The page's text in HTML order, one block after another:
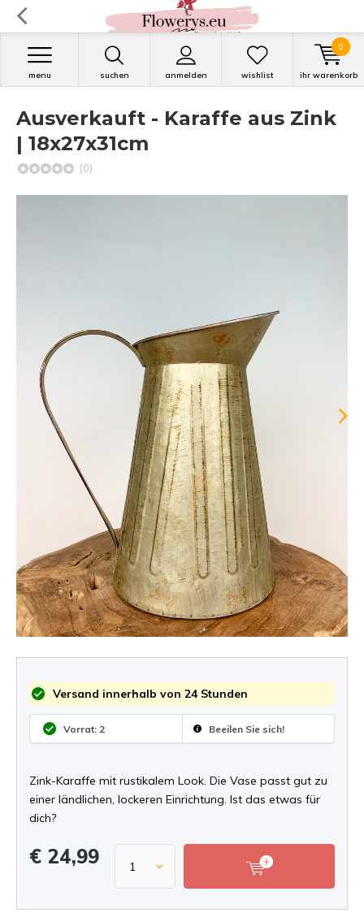
suchen anmelden
menu wishlist ihr warenkorb
0
Ausverkauft - Karaffe aus Zink
| 18x27x31cm
(0)
Versand innerhalb von 24 Stunden
Vorrat: 2 Beeilen Sie sich!
Zink-Karaffe mit rustikalem Look. Die Vase passt gut zu
einer ländlichen, lockeren Einrichtung. Ist das etwas für
dich?
€ 24,99